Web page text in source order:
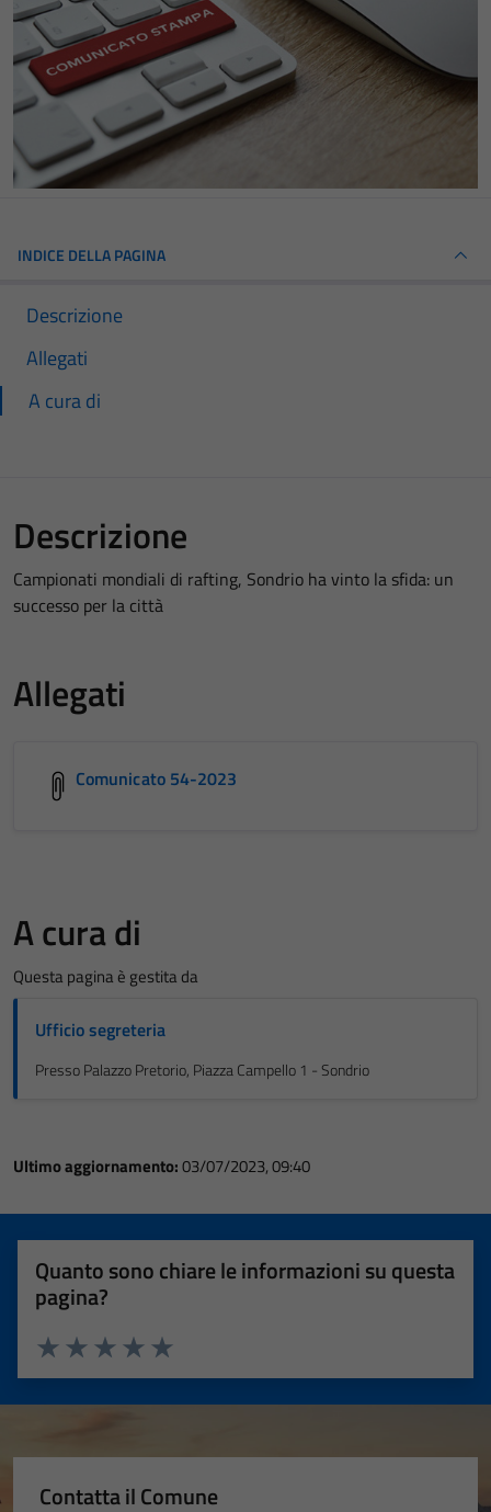
INDICE DELLA PAGINA
Descrizione
Allegati
A cura di
Descrizione
Campionati mondiali di rafting, Sondrio ha vinto la sfida: un
successo per la città
Allegati
Comunicato 54-2023
A cura di
Questa pagina è gestita da
Ufficio segreteria
Presso Palazzo Pretorio, Piazza Campello 1 - Sondrio
Ultimo aggiornamento:03/07/2023, 09:40
Quanto sono chiare le informazioni su questa
pagina?
Valuta 5 stelle su 5
Valuta 4 stelle su 5
Valuta 3 stelle su 5
Valuta 2 stelle su 5
Valuta 1 stelle su 5
Contatta il Comune